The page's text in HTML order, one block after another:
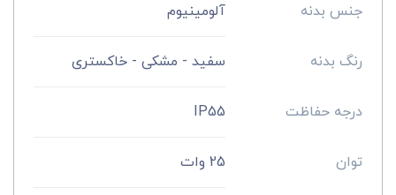
جنس بدنه آلومینیوم
رنگ بدنه سفید - مشکی - خاکستری
درجه حفاظت IP55
توان 25 وات